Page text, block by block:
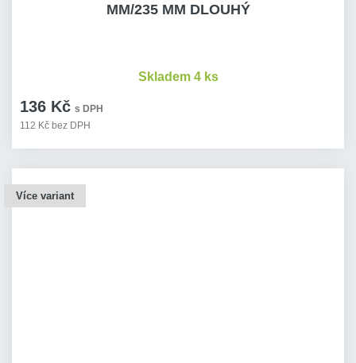
MM/235 MM DLOUHÝ
136 Kč s DPH
112 Kč bez DPH
Skladem 4 ks
Více variant